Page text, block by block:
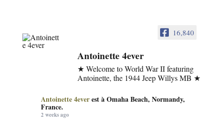
16,840
Antoinette 4ever
★ Welcome to World War II featuring
Antoinette, the 1944 Jeep Willys MB ★
Antoinette 4ever est à Omaha Beach, Normandy,
France.
2 weeks ago